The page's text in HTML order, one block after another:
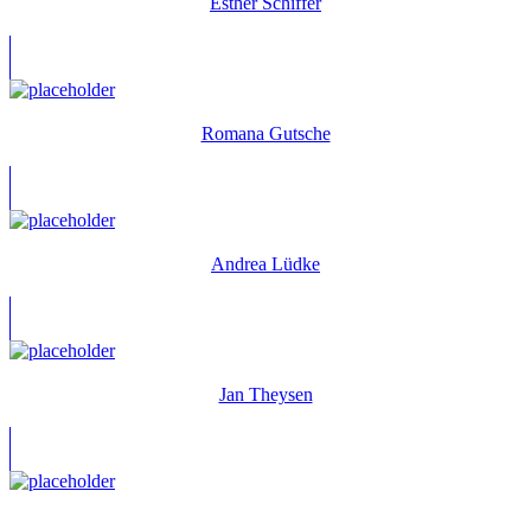
Romana Gutsche
Andrea Lüdke
Jan Theysen